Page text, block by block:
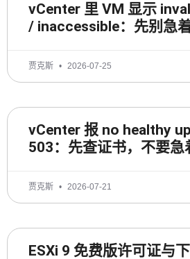
vCenter 里 VM 显示
/ inaccessible：先别急
贾克斯 2026-07-25
vCenter 报 no healthy
503：先查证书，不要急
贾克斯 2026-07-21
ESXi 9 免费版许可证与